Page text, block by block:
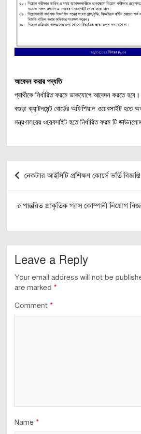
আবেদন করার পদ্ধতি
প্রার্থীকে নির্ধারিত ফরমে ডাকযোগে আবেদন করতে
বগুড়া ক্যান্টনমেন্ট বোর্ডের অফিশিয়াল ওয়েবসাইট হতে
মন্ত্রণালয়ের ওয়েবসাইট হতে নির্ধারিত ফরম টি
Post
navigation
নেকটার আইসিটি প্রশিক্ষণ কোর্সে ভর্তি
রূপান্তরিত প্রাকৃতিক গ্যাস কোম্পানী নিয়োগ
Leave a Reply
Your email address will not be
are marked *
Comment *
Name *